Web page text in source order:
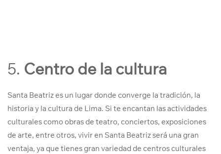
5. Centro de la cultura
Santa Beatriz es un lugar donde converge la tradición, la
historia y la cultura de Lima. Si te encantan las actividades
culturales como obras de teatro, conciertos, exposiciones
de arte, entre otros, vivir en Santa Beatriz será una gran
ventaja, ya que tienes gran variedad de centros culturales